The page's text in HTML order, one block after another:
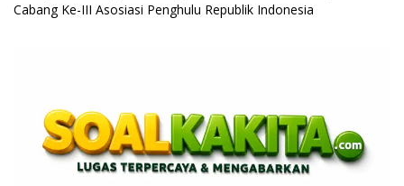
Cabang Ke-III Asosiasi Penghulu Republik Indonesia